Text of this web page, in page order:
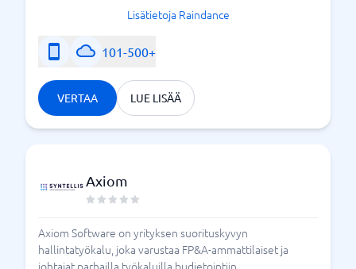
Lisätietoja Raindance
101-500+
VERTAA LUE LISÄÄ
Axiom
Axiom Software on yrityksen suorituskyvyn
hallintatyökalu, joka varustaa FP&A-ammattilaiset ja
johtajat parhailla työkaluilla budjetointiin,